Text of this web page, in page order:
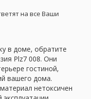
на все Ваши
в доме, обратите
Plz7 008. Они
гостиной,
вашего дома.
нетоксичен